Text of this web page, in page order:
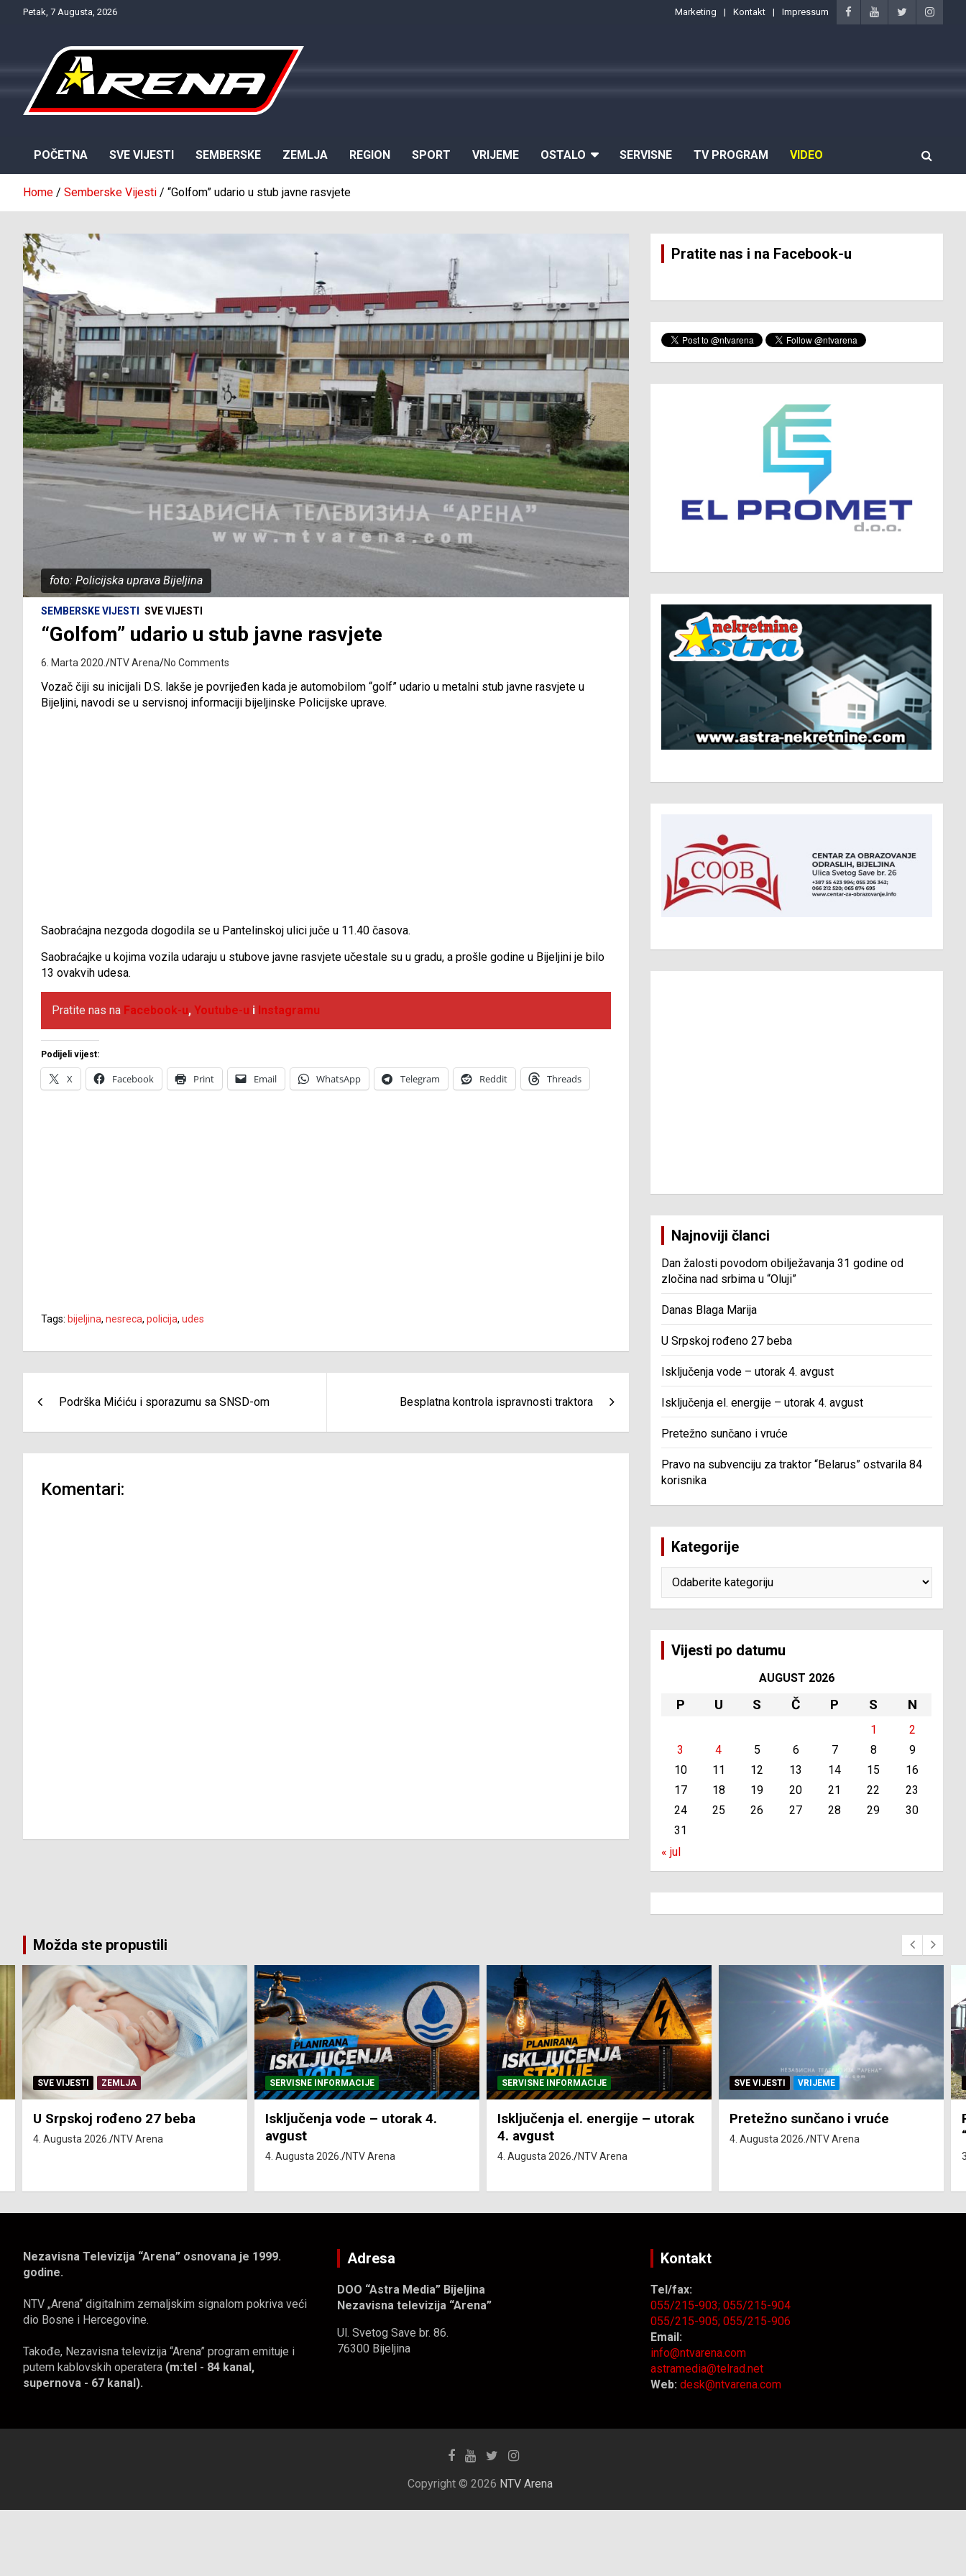
Petak, 7 Augusta, 2026 Marketing Kontakt Impressum
POČETNA SVE VIJESTI SEMBERSKE ZEMLJA REGION SPORT VRIJEME OSTALO SERVISNE TV PROGRAM VIDEO
Home Semberske Vijesti “Golfom” udario u stub javne rasvjete
foto: Policijska uprava Bijeljina
SEMBERSKE VIJESTI SVE VIJESTI
“Golfom” udario u stub javne rasvjete
6. Marta 2020. NTV Arena No Comments
Vozač čiji su inicijali D.S. lakše je povrijeđen kada je automobilom “golf” udario u metalni stub javne rasvjete u
Bijeljini, navodi se u servisnoj informaciji bijeljinske Policijske uprave.
Saobraćajna nezgoda dogodila se u Pantelinskoj ulici juče u 11.40 časova.
Saobraćajke u kojima vozila udaraju u stubove javne rasvjete učestale su u gradu, a prošle godine u Bijeljini je bilo
13 ovakvih udesa.
Pratite nas na Facebook-u, Youtube-u i Instagramu
Podijeli vijest:
X Facebook Print Email WhatsApp Telegram Reddit Threads
Tags: bijeljina, nesreca, policija, udes
članaka
Podrška Mićiću i sporazumu sa SNSD-om Besplatna kontrola ispravnosti traktora
Komentari:
Pratite nas i na Facebook-u
Najnoviji članci
Dan žalosti povodom obilježavanja 31 godine od
zločina nad srbima u “Oluji”
Danas Blaga Marija
U Srpskoj rođeno 27 beba
Isključenja vode – utorak 4. avgust
Isključenja el. energije – utorak 4. avgust
Pretežno sunčano i vruće
Pravo na subvenciju za traktor “Belarus” ostvarila 84
korisnika
Kategorije
Vijesti po datumu
AUGUST 2026
P U S Č P S N
1
2
3
4 5 6 7 8
9
10
11 12 13 14 15
16
17
18 19 20 21 22
23
24
25 26 27 28 29
30
31
« jul
Možda ste propustili
SERVISNE INFORMACIJE
Isključenja vode – utorak 4.
avgust
SERVISNE INFORMACIJE
Isključenja el. energije – utorak
4. avgust
4. Augusta 2026. NTV Arena
SVE VIJESTI VRIJEME
Pretežno sunčano i vruće
4. Augusta 2026.
SVE VIJESTI ZEMLJA
Pravo na subvenciju za traktor
“Belarus” ostvarila 84 korisnika
Nezavisna Televizija “Arena” osnovana je 1999.
godine.
NTV „Arena“ digitalnim zemaljskim signalom pokriva veći
dio Bosne i Hercegovine.
Takođe, Nezavisna televizija “Arena” program emituje i
putem kablovskih operatera (m:tel - 84 kanal,
supernova - 67 kanal).
Adresa
DOO “Astra Media” Bijeljina
Nezavisna televizija “Arena”
Ul. Svetog Save br. 86.
76300 Bijeljina
Kontakt
Tel/fax:
055/215-903;055/215-904
055/215-905;055/215-906
Email:
info@ntvarena.com
astramedia@telrad.net
Web: desk@ntvarena.com
Copyright © 2026 NTV Arena